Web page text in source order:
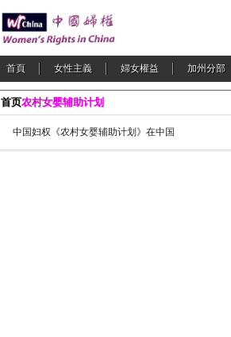
首頁 女性主義 婦女權益 加州分部
首页农村女婴辅助计划
中国妇权《农村女婴辅助计划》在中国